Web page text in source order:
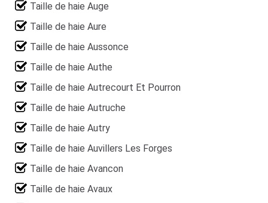
Taille de haie Auge
Taille de haie Aure
Taille de haie Aussonce
Taille de haie Authe
Taille de haie Autrecourt Et Pourron
Taille de haie Autruche
Taille de haie Autry
Taille de haie Auvillers Les Forges
Taille de haie Avancon
Taille de haie Avaux